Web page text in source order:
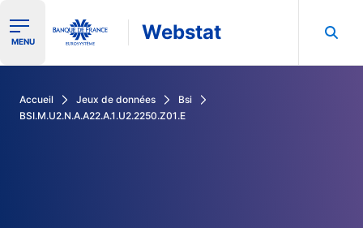
Ouvrir le menu de navigation
MENU Webstat
Accueil Jeux de données
Bsi
BSI.M.U2.N.A.A22.A.1.U2.2250.Z01.E